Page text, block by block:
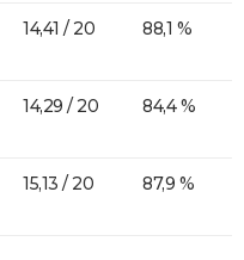
14,41 / 20 88,1 %
14,29 / 20 84,4 %
15,13 / 20 87,9 %